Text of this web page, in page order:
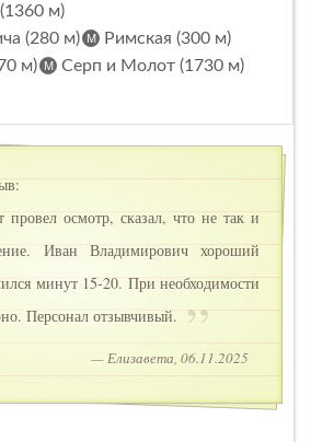
м)
(280 м)
Римская (300 м)
м)
Серп и Молот (1730 м)
провел осмотр, сказал, что не так и
Иван Владимирович хороший
минут 15-20. При необходимости
Персонал отзывчивый.
— Елизавета, 06.11.2025